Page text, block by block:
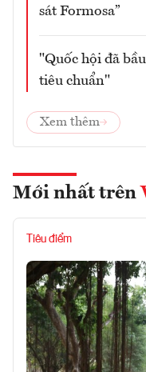
sát Formosa”
"Quốc hội đã
tiêu chuẩn"
Xem thêm
Mới nhất trên
Tiêu điểm